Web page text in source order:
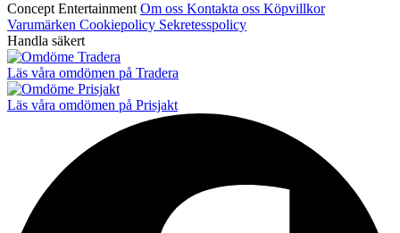
Concept Entertainment Om oss Kontakta oss Köpvillkor
Varumärken Cookiepolicy Sekretesspolicy
Handla säkert
Läs våra omdömen på Tradera
Läs våra omdömen på Prisjakt